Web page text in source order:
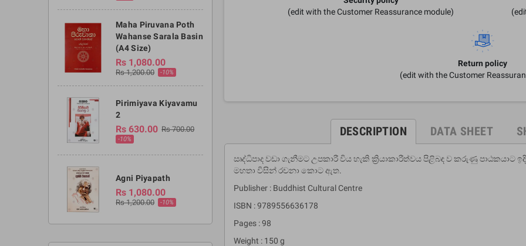
Maha Piruvana Poth
Wahanse Sarala Basin
(A4 Size)
Rs 1,080.00
Rs 1,200.00 -10%
Pirimiyava Kiyavamu
2
Rs 630.00 Rs 700.00
-10%
Agni Piyapath
Rs 1,080.00
Rs 1,200.00 -10%
(edit with the Customer Reassurance module)
Return policy
(edit with the Customer
DESCRIPTION DATA SHEET
ඍද්ධිපාද වඩා ගැනීමට උපකාරී විය හැකි ක්‍රියාකාරීත්වය පිළිබඳ ව කරුණු
මහතා විසින් රචනා කොට ඇත.
Publisher : Buddhist Cultural Centre
ISBN : 9789556636178
Pages : 98
Weight : 150 g